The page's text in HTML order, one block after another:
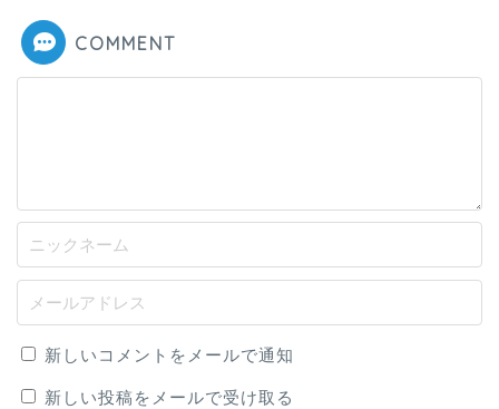
COMMENT
新しいコメントをメールで通知
新しい投稿をメールで受け取る